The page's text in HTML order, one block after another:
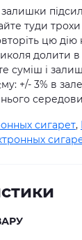
туди трохи
цю дію
долити в
суміш і
+/- 3% в
сигарет,